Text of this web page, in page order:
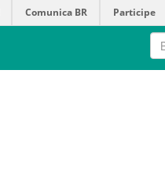
Comunica BR Participe